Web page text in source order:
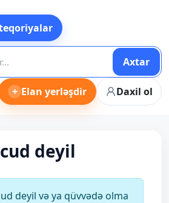
Axtar
+ Elan yerləşdir Daxil ol
deyil
deyil və ya qüvvədə olma